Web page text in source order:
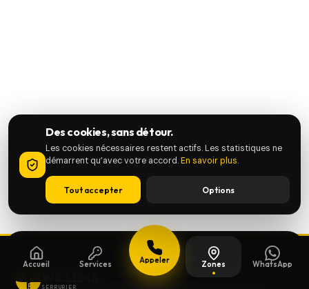
Accueil Services Appeler Zones WhatsApp
SERRURIER
Des cookies, sans détour.
Les cookies nécessaires restent actifs. Les statistiques ne
démarrent qu’avec votre accord.En savoir plus.
Tout accepter Options